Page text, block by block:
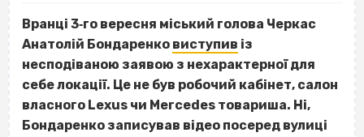
Вранці 3‐го вересня міський голова Черкас
Анатолій Бондаренко виступив із
несподіваною заявою з нехарактерної для
себе локації. Це не був робочий кабінет, салон
власного Lexus чи Mercedes товариша. Ні,
Бондаренко записував відео посеред вулиці